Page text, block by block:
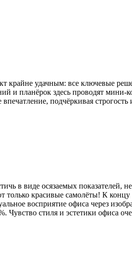
крайне удачным: все ключевые
и планёрок здесь проводят мини-
подчёркивая
в виде осязаемых показателей,
красивые самолёты! К
восприятие офиса через
Чувство стиля и эстетики офиса